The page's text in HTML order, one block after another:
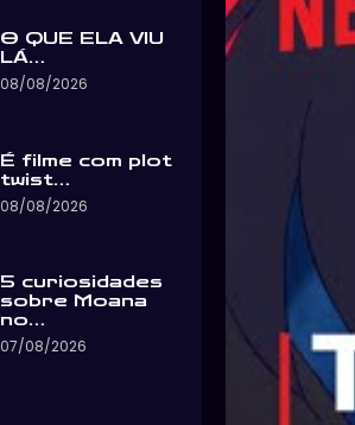
O QUE ELA VIU
LÁ…
08/08/2026
É filme com plot
twist…
08/08/2026
5 curiosidades
sobre Moana
no…
07/08/2026